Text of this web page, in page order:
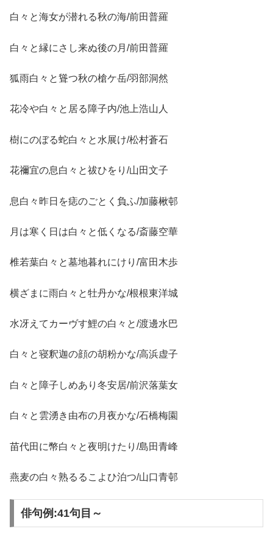
白々と海女が潜れる秋の海/前田普羅
白々と縁にさし来ぬ後の月/前田普羅
狐雨白々と聳つ秋の槍ケ岳/羽部洞然
花冷や白々と居る障子内/池上浩山人
樹にのぼる蛇白々と水展け/松村蒼石
花禰宜の息白々と祓ひをり/山田文子
息白々昨日を痣のごとく負ふ/加藤楸邨
月は寒く日は白々と低くなる/斎藤空華
椎若葉白々と墓地暮れにけり/富田木歩
横ざまに雨白々と牡丹かな/根根東洋城
水冴えてカーヴす鯉の白々と/渡邊水巴
白々と寝釈迦の顔の胡粉かな/高浜虚子
白々と障子しめあり冬安居/前沢落葉女
白々と雲湧き由布の月夜かな/石橋梅園
苗代田に幣白々と夜明けたり/島田青峰
燕麦の白々熟るるこよひ泊つ/山口青邨
俳句例:41句目～